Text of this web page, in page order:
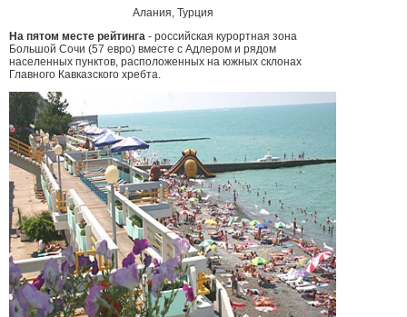
Алания, Турция
На пятом месте рейтинга - российская курортная зона
Большой Сочи (57 евро) вместе с Адлером и рядом
населенных пунктов, расположенных на южных склонах
Главного Кавказского хребта.